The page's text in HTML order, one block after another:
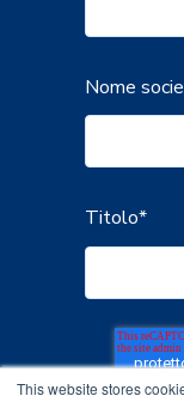
This website stores
Nome
Titolo*